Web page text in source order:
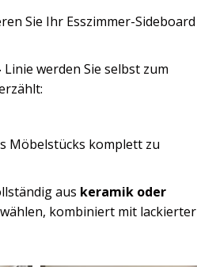
Sie Ihr Esszimmer-Sideboard
Linie werden Sie selbst zum
Möbelstücks komplett zu
aus keramik oder
kombiniert mit lackierter